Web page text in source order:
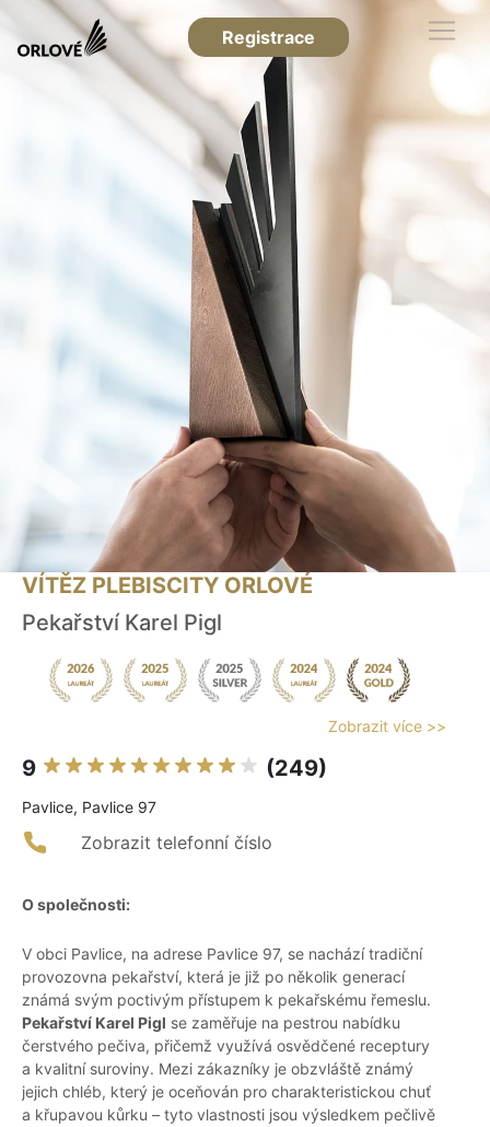
Registrace
VÍTĚZ PLEBISCITY ORLOVÉ
Pekařství Karel Pigl
Zobrazit více >>
9 (249)
Pavlice, Pavlice 97
Zobrazit telefonní číslo
O společnosti:
V obci Pavlice, na adrese Pavlice 97, se nachází tradiční
provozovna pekařství, která je již po několik generací
známá svým poctivým přístupem k pekařskému řemeslu.
Pekařství Karel Pigl se zaměřuje na pestrou nabídku
čerstvého pečiva, přičemž využívá osvědčené receptury
a kvalitní suroviny. Mezi zákazníky je obzvláště známý
jejich chléb, který je oceňován pro charakteristickou chuť
a křupavou kůrku – tyto vlastnosti jsou výsledkem pečlivě